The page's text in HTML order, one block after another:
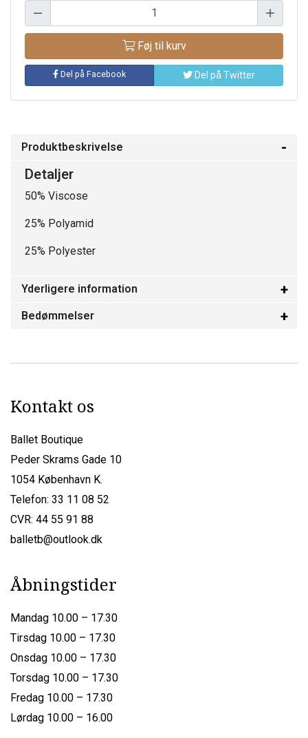
Føj til kurv
Del på Facebook Del på Twitter
Produktbeskrivelse
Detaljer
50% Viscose
25% Polyamid
25% Polyester
Yderligere information
Bedømmelser
Kontakt os
Ballet Boutique
Peder Skrams Gade 10
1054 København K.
Telefon: 33 11 08 52
CVR: 44 55 91 88
balletb@outlook.dk
Åbningstider
Mandag 10.00 – 17.30
Tirsdag 10.00 – 17.30
Onsdag 10.00 – 17.30
Torsdag 10.00 – 17.30
Fredag 10.00 – 17.30
Lørdag 10.00 – 16.00